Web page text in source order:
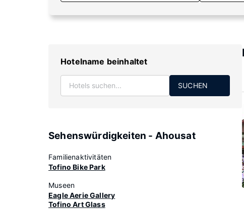
Hotelname beinhaltet
SUCHEN
Sehenswürdigkeiten - Ahousat
Familienaktivitäten
Tofino Bike Park
Museen
Eagle Aerie Gallery
Tofino Art Glass